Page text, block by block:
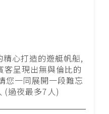
心打造的遊艇帆船,
客呈現出無與倫比的
您一同展開一段難忘
(過夜最多7人)